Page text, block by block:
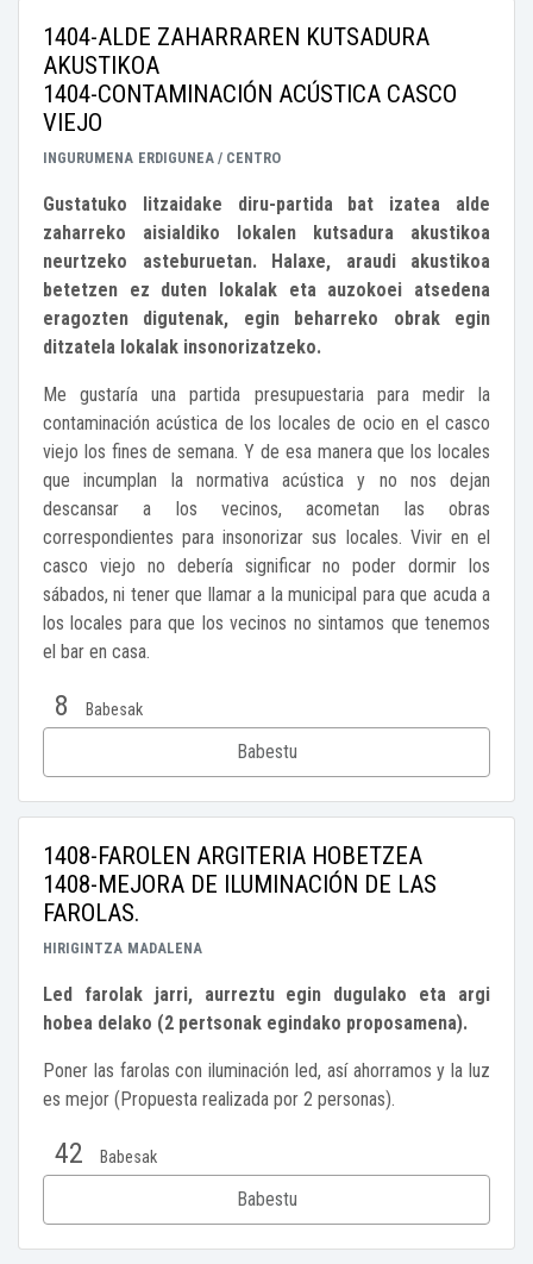
1404-ALDE ZAHARRAREN KUTSADURA
AKUSTIKOA
1404-CONTAMINACIÓN ACÚSTICA CASCO
VIEJO
INGURUMENA ERDIGUNEA / CENTRO
Gustatuko litzaidake diru-partida bat izatea alde
zaharreko aisialdiko lokalen kutsadura akustikoa
neurtzeko asteburuetan. Halaxe, araudi akustikoa
betetzen ez duten lokalak eta auzokoei atsedena
eragozten digutenak, egin beharreko obrak egin
ditzatela lokalak insonorizatzeko.
Me gustaría una partida presupuestaria para medir la
contaminación acústica de los locales de ocio en el casco
viejo los fines de semana. Y de esa manera que los locales
que incumplan la normativa acústica y no nos dejan
descansar a los vecinos, acometan las obras
correspondientes para insonorizar sus locales. Vivir en el
casco viejo no debería significar no poder dormir los
sábados, ni tener que llamar a la municipal para que acuda a
los locales para que los vecinos no sintamos que tenemos
el bar en casa.
8 Babesak
Babestu
1408-FAROLEN ARGITERIA HOBETZEA
1408-MEJORA DE ILUMINACIÓN DE LAS
FAROLAS.
HIRIGINTZA MADALENA
Led farolak jarri, aurreztu egin dugulako eta argi
hobea delako (2 pertsonak egindako proposamena).
Poner las farolas con iluminación led, así ahorramos y la luz
es mejor (Propuesta realizada por 2 personas).
42 Babesak
Babestu